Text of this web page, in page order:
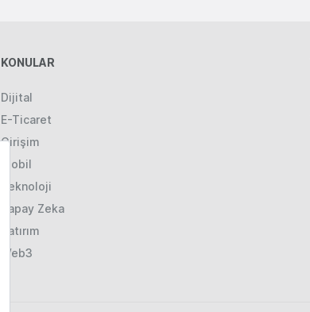
KONULAR
Dijital
E-Ticaret
Girişim
Mobil
Teknoloji
Yapay Zeka
Yatırım
Web3